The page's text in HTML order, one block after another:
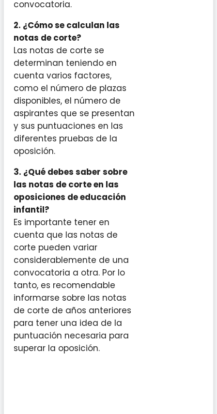
convocatoria.
2. ¿Cómo se calculan las
notas de corte?
Las notas de corte se
determinan teniendo en
cuenta varios factores,
como el número de plazas
disponibles, el número de
aspirantes que se presentan
y sus puntuaciones en las
diferentes pruebas de la
oposición.
3. ¿Qué debes saber sobre
las notas de corte en las
oposiciones de educación
infantil?
Es importante tener en
cuenta que las notas de
corte pueden variar
considerablemente de una
convocatoria a otra. Por lo
tanto, es recomendable
informarse sobre las notas
de corte de años anteriores
para tener una idea de la
puntuación necesaria para
superar la oposición.